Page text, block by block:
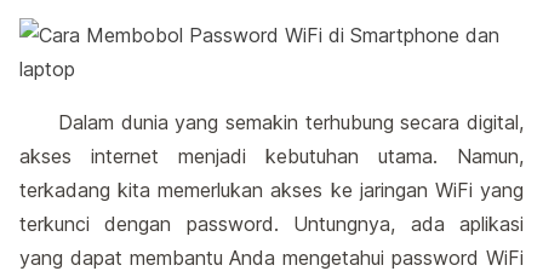
Dalam dunia yang semakin terhubung secara digital,
akses internet menjadi kebutuhan utama. Namun,
terkadang kita memerlukan akses ke jaringan WiFi yang
terkunci dengan password. Untungnya, ada aplikasi
yang dapat membantu Anda mengetahui password WiFi